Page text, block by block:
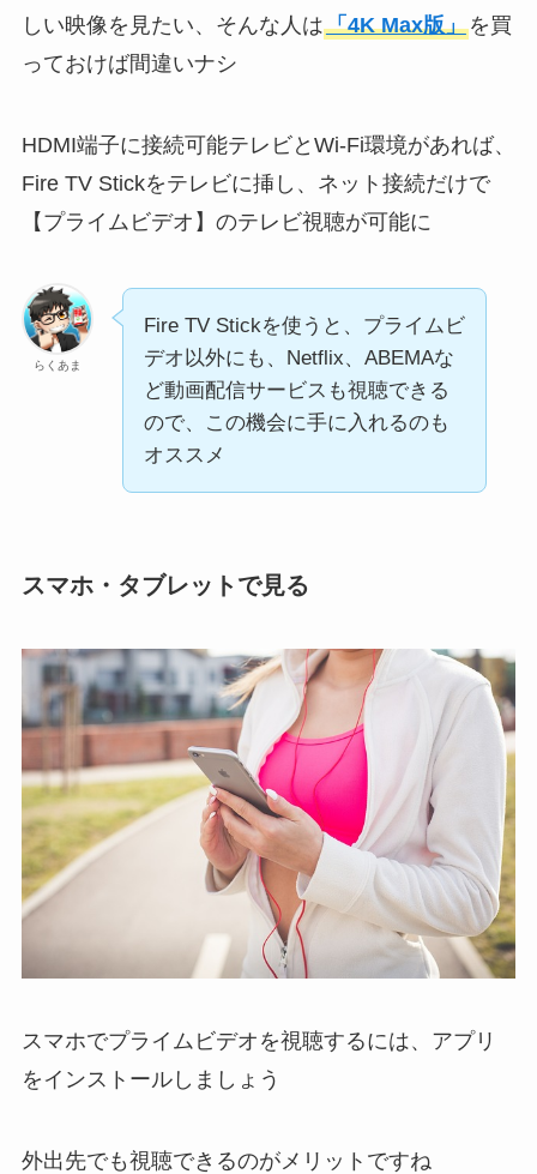
しい映像を見たい、そんな人は「4K Max版」を買
っておけば間違いナシ
HDMI端子に接続可能テレビとWi-Fi環境があれば、
Fire TV Stickをテレビに挿し、ネット接続だけで
【プライムビデオ】のテレビ視聴が可能に
らくあま
Fire TV Stickを使うと、プライムビ
デオ以外にも、Netflix、ABEMAな
ど動画配信サービスも視聴できる
ので、この機会に手に入れるのも
オススメ
スマホ・タブレットで見る
スマホでプライムビデオを視聴するには、アプリ
をインストールしましょう
外出先でも視聴できるのがメリットですね